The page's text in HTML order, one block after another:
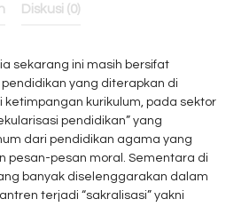
Diskusi (0)
sekarang ini masih bersifat
yang diterapkan di
kurikulum, pada sektor
pendidikan” yang
dari pendidikan agama yang
pesan-pesan moral. Sementara di
banyak diselenggarakan dalam
terjadi “sakralisasi” yakni